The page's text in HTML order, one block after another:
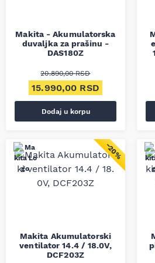
Makita - Akumulatorska
duvaljka za prašinu -
DAS180Z
20.890,00RSD
Originalna cena je bila:
15.990,00 RSD Trenutna
Dodaj u korpu
−20%
Makita Akumulatorski
ventilator 14.4 / 18.0V,
DCF203Z